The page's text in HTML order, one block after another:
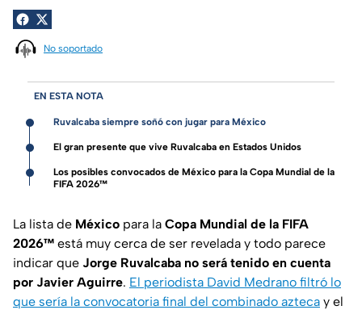
No soportado
EN ESTA NOTA
Ruvalcaba siempre soñó con jugar para México
El gran presente que vive Ruvalcaba en Estados Unidos
Los posibles convocados de México para la Copa Mundial de la
FIFA 2026™
La lista de México para la Copa Mundial de la FIFA
2026™ está muy cerca de ser revelada y todo parece
indicar que Jorge Ruvalcaba no será tenido en cuenta
por Javier Aguirre. El periodista David Medrano filtró lo
que sería la convocatoria final del combinado azteca y el